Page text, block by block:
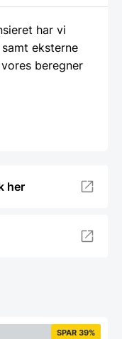
har vi
eksterne
beregner
her
SPAR 39%